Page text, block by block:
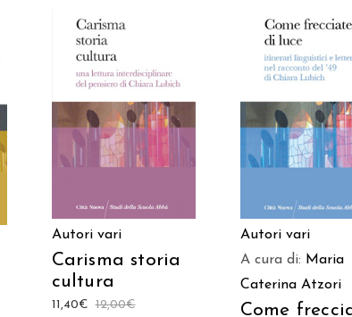
AGGIUNGI AL
CARRELLO
Autori vari
Carisma storia
cultura
12,00€
11,40€
AGGIUNGI AL
CARRELLO
Autori vari
A cura di: Maria
Caterina Atzori
Come